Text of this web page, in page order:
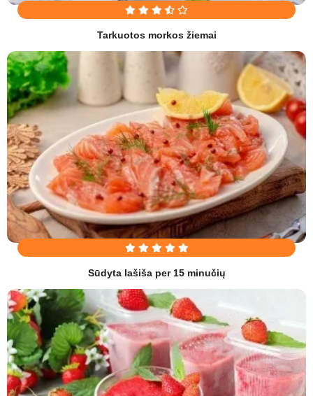
Tarkuotos morkos žiemai
Sūdyta lašiša per 15 minučių